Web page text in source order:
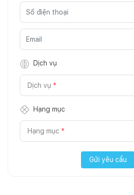
Dịch vụ
Dịch vụ *
Hạng mục
Hạng mục *
Gửi yêu cầu